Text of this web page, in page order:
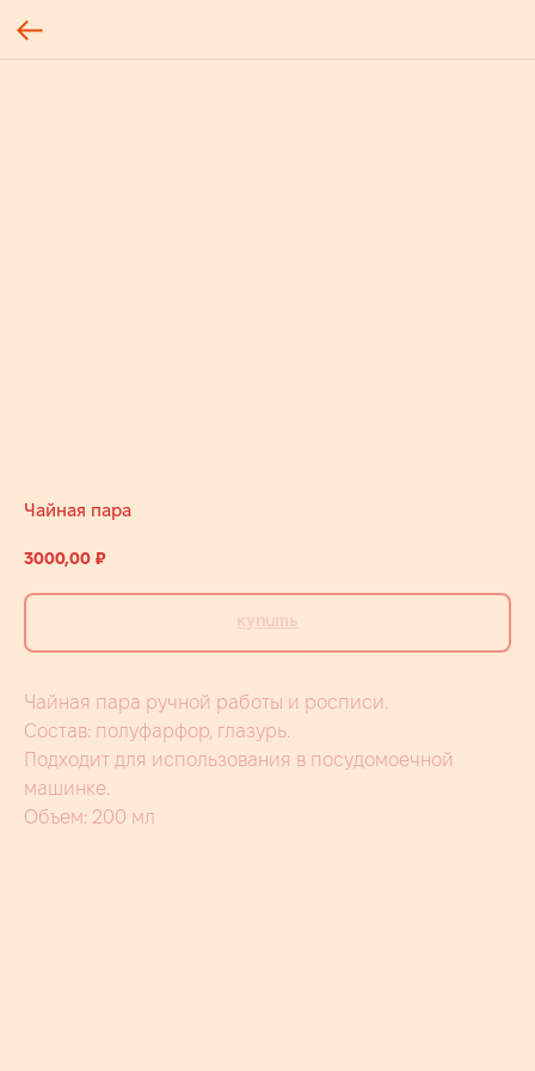
Чайная пара
3000,00 ₽
Купить
Чайная пара ручной работы и росписи.
Состав: полуфарфор, глазурь.
Подходит для использования в посудомоечной
машинке.
Объем: 200 мл